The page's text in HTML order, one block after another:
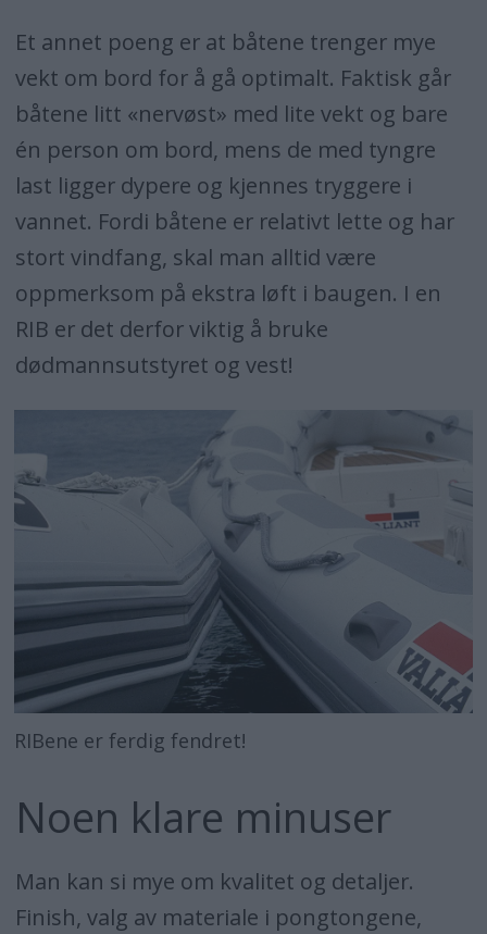
Et annet poeng er at båtene trenger mye
vekt om bord for å gå optimalt. Faktisk går
båtene litt «nervøst» med lite vekt og bare
én person om bord, mens de med tyngre
last ligger dypere og kjennes tryggere i
vannet. Fordi båtene er relativt lette og har
stort vindfang, skal man alltid være
oppmerksom på ekstra løft i baugen. I en
RIB er det derfor viktig å bruke
dødmannsutstyret og vest!
RIBene er ferdig fendret!
Noen klare minuser
Man kan si mye om kvalitet og detaljer.
Finish, valg av materiale i pongtongene,